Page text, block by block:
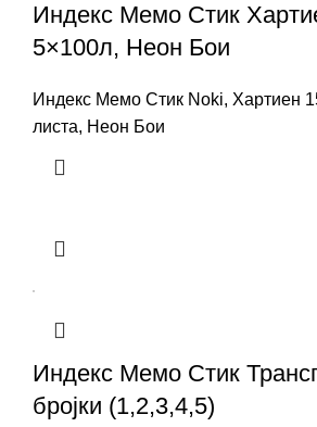
Индекс Мемо Стик
5×100л, Неон Бои
Индекс Мемо Стик Noki, Хартиен
листа, Неон Бои
Индекс Мемо Стик
бројки (1,2,3,4,5)